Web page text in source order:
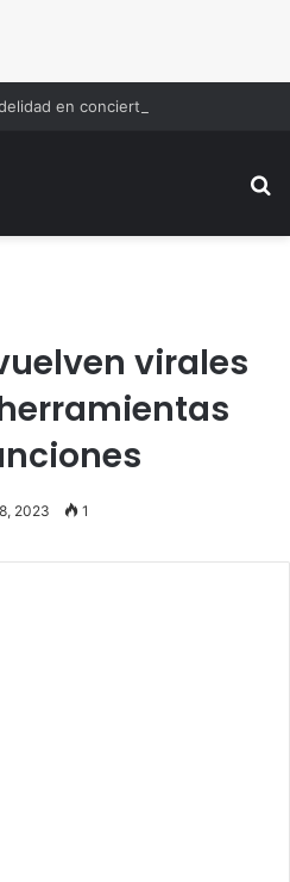
virales
2023 1